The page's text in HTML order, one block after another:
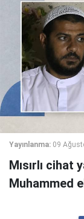
Yayınlanma: 09
Mısırlı cihat
Muhammed